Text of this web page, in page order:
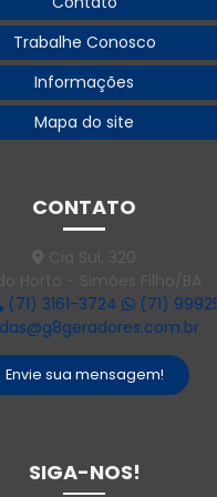
Trabalhe Conosco
Informações
Mapa do site
CONTATO
Cia Sul, 320
do Horto - Simões Filho/BA
(71) 3161-3724
(71)
Envie sua mensagem!
SIGA-NOS!